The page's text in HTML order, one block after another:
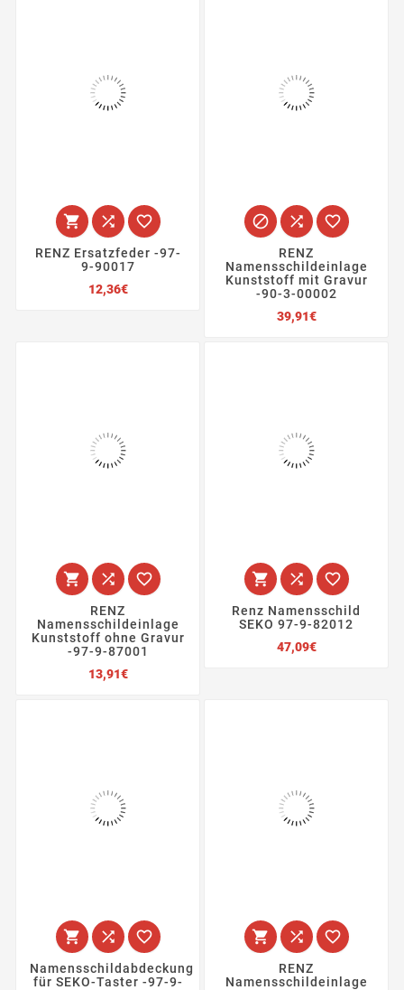
  
RENZ Ersatzfeder -97-
9-90017
12,36€Preis
  
RENZ
Namensschildeinlage
Kunststoff mit Gravur
-90-3-00002
39,91€Preis
  
RENZ
Namensschildeinlage
Kunststoff ohne Gravur
-97-9-87001
13,91€Preis
  
Renz Namensschild
SEKO 97-9-82012
47,09€Preis
  
Namensschildabdeckung
für SEKO-Taster -97-9-
  
RENZ
Namensschildeinlage